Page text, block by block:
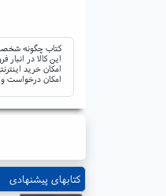
کتاب چگونه
این کالا در
امکان خرید
امکان درخواست
کتابهای پیشنهادی